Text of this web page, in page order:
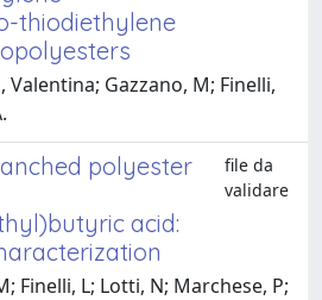
thiodiethylene
Valentina; Gazzano, M; Finelli,
polyester
acid:
file da
validare
Finelli, L; Lotti, N; Marchese, P;